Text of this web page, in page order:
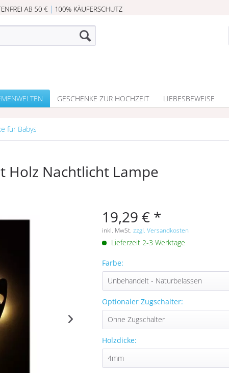
GESCHENKE ZUR HOCHZEIT LIEBESBEWEISE
für Babys
Holz Nachtlicht Lampe
19,29 € *
inkl. MwSt.zzgl. Versandkosten
Lieferzeit 2-3 Werktage
Farbe:
Optionaler Zugschalter:
Holzdicke: